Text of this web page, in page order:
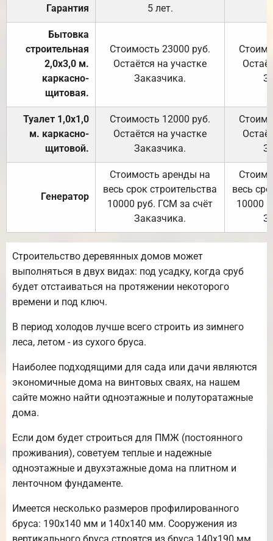
Гарантия 5 лет.
Бытовка
строительная
2,0х3,0 м.
каркасно-
щитовая.
Стоимость 23000 руб.
Остаётся на участке
Заказчика.
Туалет 1,0х1,0
м. каркасно-
щитовой.
Стоимость 12000 руб.
Остаётся на участке
Заказчика.
Генератор
Стоимость аренды на
весь срок строительства
10000 руб. ГСМ за счёт
Заказчика.
весь
10000
Строительство деревянных домов может
выполняться в двух видах: под усадку, когда сруб
будет отстаиваться на протяжении некоторого
времени и под ключ.
В период холодов лучше всего строить из зимнего
леса, летом - из сухого бруса.
Наиболее подходящими для сада или дачи являются
экономичные дома на винтовых сваях, на нашем
сайте можно найти одноэтажные и полуторатажные
дома.
Если дом будет строиться для ПМЖ (постоянного
проживания), советуем теплые и надежные
одноэтажные и двухэтажные дома на плитном и
ленточном фундаменте.
Имеется несколько размеров профилированного
бруса: 190х140 мм и 140х140 мм. Сооружения из